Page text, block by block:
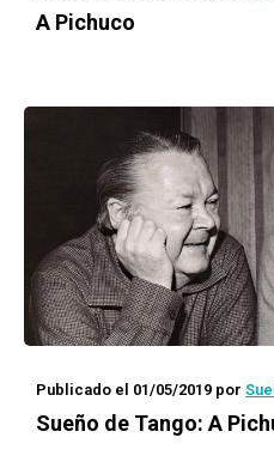
A Pichuco
Publicado el 01/05/2019 por
Sueño de Tango: A